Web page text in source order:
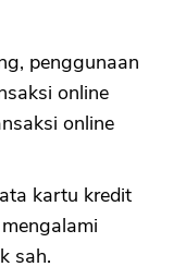
penggunaan
online
online
kartu kredit
sah.